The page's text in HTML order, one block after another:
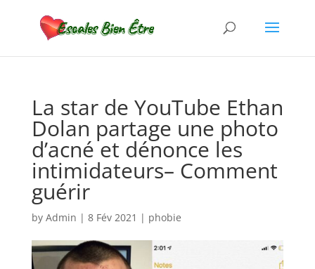
La star de YouTube Ethan
Dolan partage une photo
d’acné et dénonce les
intimidateurs– Comment
guérir
by Admin | 8 Fév 2021 | phobie